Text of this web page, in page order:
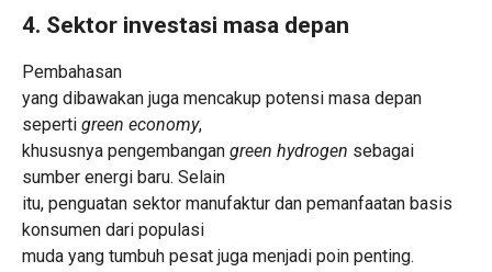
4. Sektor investasi masa depan
Pembahasan
yang dibawakan juga mencakup potensi masa depan
seperti green economy,
khususnya pengembangan green hydrogen sebagai
sumber energi baru. Selain
itu, penguatan sektor manufaktur dan pemanfaatan basis
konsumen dari populasi
muda yang tumbuh pesat juga menjadi poin penting.